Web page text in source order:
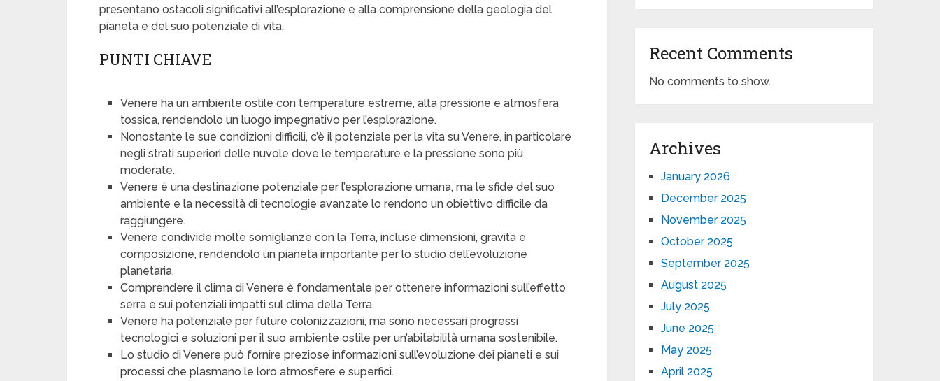
presentano ostacoli significativi all’esplorazione e alla comprensione della geologia del
pianeta e del suo potenziale di vita.
PUNTI CHIAVE
Venere ha un ambiente ostile con temperature estreme, alta pressione e atmosfera
tossica, rendendolo un luogo impegnativo per l’esplorazione.
Nonostante le sue condizioni difficili, c’è il potenziale per la vita su Venere, in particolare
negli strati superiori delle nuvole dove le temperature e la pressione sono più
moderate.
Venere è una destinazione potenziale per l’esplorazione umana, ma le sfide del suo
ambiente e la necessità di tecnologie avanzate lo rendono un obiettivo difficile da
raggiungere.
Venere condivide molte somiglianze con la Terra, incluse dimensioni, gravità e
composizione, rendendolo un pianeta importante per lo studio dell’evoluzione
planetaria.
Comprendere il clima di Venere è fondamentale per ottenere informazioni sull’effetto
serra e sui potenziali impatti sul clima della Terra.
Venere ha potenziale per future colonizzazioni, ma sono necessari progressi
tecnologici e soluzioni per il suo ambiente ostile per un’abitabilità umana sostenibile.
Lo studio di Venere può fornire preziose informazioni sull’evoluzione dei pianeti e sui
processi che plasmano le loro atmosfere e superfici.
Recent Comments
No comments to show.
Archives
January 2026
December 2025
November 2025
October 2025
September 2025
August 2025
July 2025
June 2025
May 2025
April 2025